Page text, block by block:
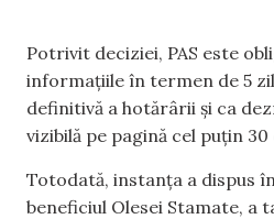
Potrivit deciziei, PAS este
informațiile în termen de 5
definitivă a hotărârii și ca
vizibilă pe pagină cel puțin
Totodată, instanța a dispus
beneficiul Olesei Stamate, a